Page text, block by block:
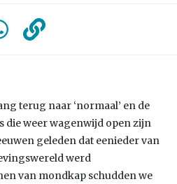
terug naar ‘normaal’ en de
die weer wagenwijd open zijn
geleden dat eenieder van
werd
van mondkap schudden we